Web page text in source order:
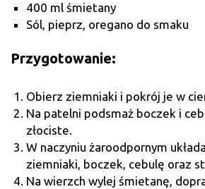
400 ml śmietany
Sól, pieprz, oregano do smaku
Przygotowanie:
Obierz ziemniaki i pokrój je w
Na patelni podsmaż boczek i
złociste.
W naczyniu żaroodpornym
ziemniaki, boczek, cebulę oraz
Na wierzch wylej śmietanę,